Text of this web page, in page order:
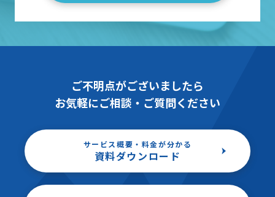
ご不明点がございましたら
お気軽にご相談・ご質問ください
サービス概要・料金が分かる
資料ダウンロード